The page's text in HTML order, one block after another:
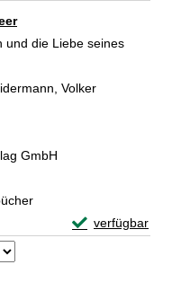
und die Liebe seines
Volker
GmbH
verfügbar
Exemplar-